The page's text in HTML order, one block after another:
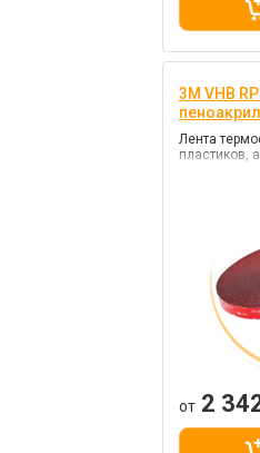
3M VHB
пеноакрил
Лента
пластиков,
от 2